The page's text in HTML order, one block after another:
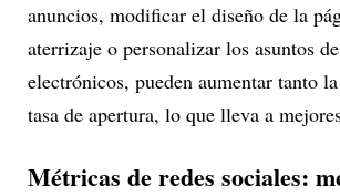
anuncios, modificar el diseño de la
aterrizaje o personalizar los asuntos
electrónicos, pueden aumentar tanto
tasa de apertura, lo que lleva a
Métricas de redes sociales: